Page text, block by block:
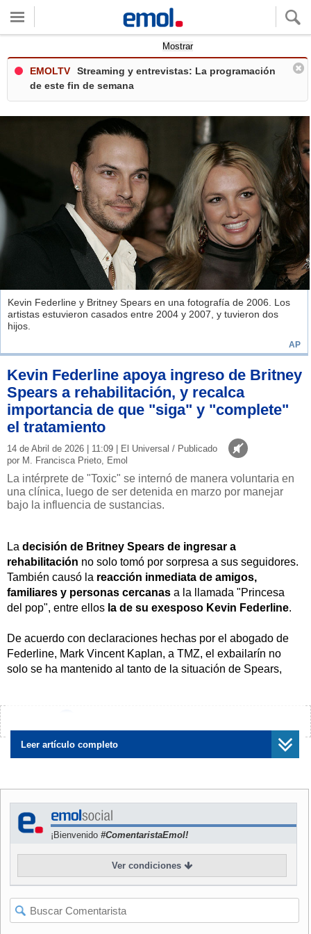
Mostrar
EMOLTV
Streaming y entrevistas: La programación
de este fin de semana
Kevin Federline y Britney Spears en una fotografía de 2006. Los
artistas estuvieron casados entre 2004 y 2007, y tuvieron dos
hijos.
AP
Kevin Federline apoya ingreso de Britney
Spears a rehabilitación, y recalca
importancia de que "siga" y "complete"
el tratamiento
14 de Abril de 2026 | 11:09 | El Universal / Publicado
por M. Francisca Prieto, Emol
La intérprete de "Toxic" se internó de manera voluntaria en
una clínica, luego de ser detenida en marzo por manejar
bajo la influencia de sustancias.
La decisión de Britney Spears de ingresar a
rehabilitación no solo tomó por sorpresa a sus seguidores.
También causó la reacción inmediata de amigos,
familiares y personas cercanas a la llamada "Princesa
del pop", entre ellos la de su exesposo Kevin Federline.
De acuerdo con declaraciones hechas por el abogado de
Federline, Mark Vincent Kaplan, a TMZ, el exbailarín no
solo se ha mantenido al tanto de la situación de Spears,
Britney Spears ingresa a
rehabilitación tras ser
manejar bajo efectos de
sustancias
Spears afirma que detención
cambio muy necesario" en
su vida
Leer artículo completo
¡Bienvenido #ComentaristaEmol!
Ver condiciones